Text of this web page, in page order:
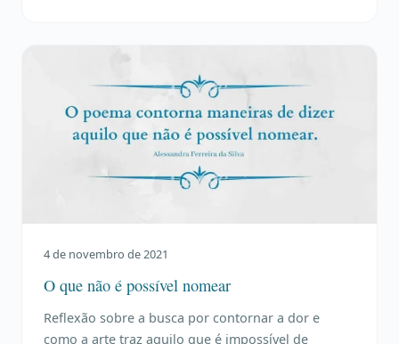
4 de novembro de 2021
O que não é possível nomear
Reflexão sobre a busca por contornar a dor e
como a arte traz aquilo que é impossível de